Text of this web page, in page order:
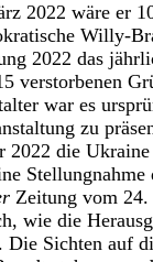
2022 wäre er
Willy-
2022 das
verstorbenen
war es
zu
2022 die
Zeitung vom
wie die
Die Sichten auf